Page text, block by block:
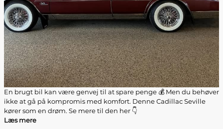
En brugt bil kan være genvej til at spare penge 💰 Men du behøver
ikke at gå på kompromis med komfort. Denne Cadillac Seville
kører som en drøm. Se mere til den her 👇
Læs mere